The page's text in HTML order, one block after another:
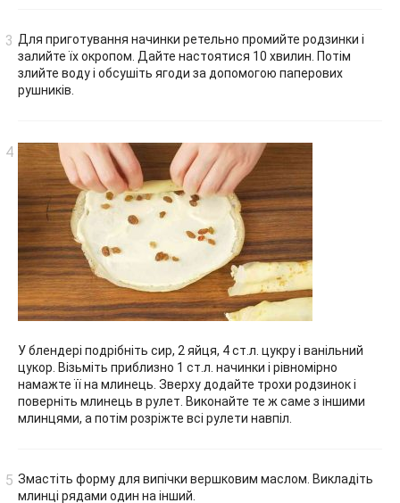
Для приготування начинки ретельно промийте родзинки і
залийте їх окропом. Дайте настоятися 10 хвилин. Потім
злийте воду і обсушіть ягоди за допомогою паперових
рушників.
У блендері подрібніть сир, 2 яйця, 4 ст.л. цукру і ванільний
цукор. Візьміть приблизно 1 ст.л. начинки і рівномірно
намажте її на млинець. Зверху додайте трохи родзинок і
поверніть млинець в рулет. Виконайте те ж саме з іншими
млинцями, а потім розріжте всі рулети навпіл.
Змастіть форму для випічки вершковим маслом. Викладіть
млинці рядами один на інший.